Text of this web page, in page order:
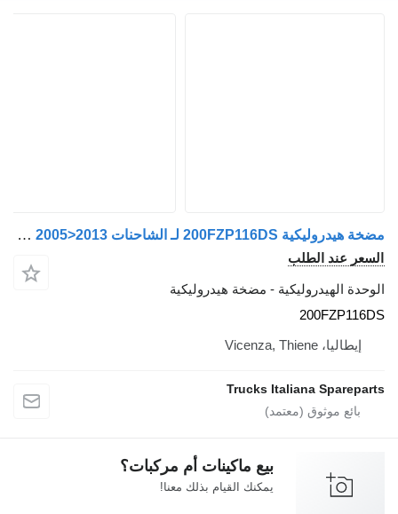
مضخة هيدروليكية 200FZP116DS لـ الشاحنات Renault Premium 2005>2013
السعر عند الطلب
الوحدة الهيدروليكية - مضخة هيدروليكية
200FZP116DS
إيطاليا، Vicenza, Thiene
Trucks Italiana Spareparts
بيع ماكينات أم مركبات؟
يمكنك القيام بذلك معنا!